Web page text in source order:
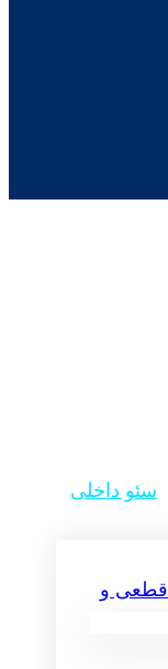
سئو داخلی